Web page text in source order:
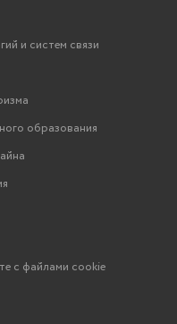
и систем связи
образования
с файлами cookie